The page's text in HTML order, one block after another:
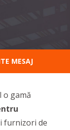
MESAJ
o gamă
furnizori de